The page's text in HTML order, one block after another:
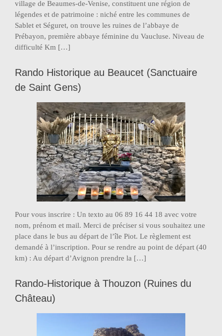
village de Beaumes-de-Venise, constituent une région de
légendes et de patrimoine : niché entre les communes de
Sablet et Séguret, on trouve les ruines de l’abbaye de
Prébayon, première abbaye féminine du Vaucluse. Niveau de
difficulté Km […]
Rando Historique au Beaucet (Sanctuaire
de Saint Gens)
Pour vous inscrire : Un texto au 06 89 16 44 18 avec votre
nom, prénom et mail. Merci de préciser si vous souhaitez une
place dans le bus au départ de l’île Piot. Le règlement est
demandé à l’inscription. Pour se rendre au point de départ (40
km) : Au départ d’Avignon prendre la […]
Rando-Historique à Thouzon (Ruines du
Château)